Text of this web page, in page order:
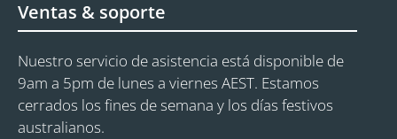
Ventas & soporte
Nuestro servicio de asistencia está disponible de
9am a 5pm de lunes a viernes AEST. Estamos
cerrados los fines de semana y los días festivos
australianos.